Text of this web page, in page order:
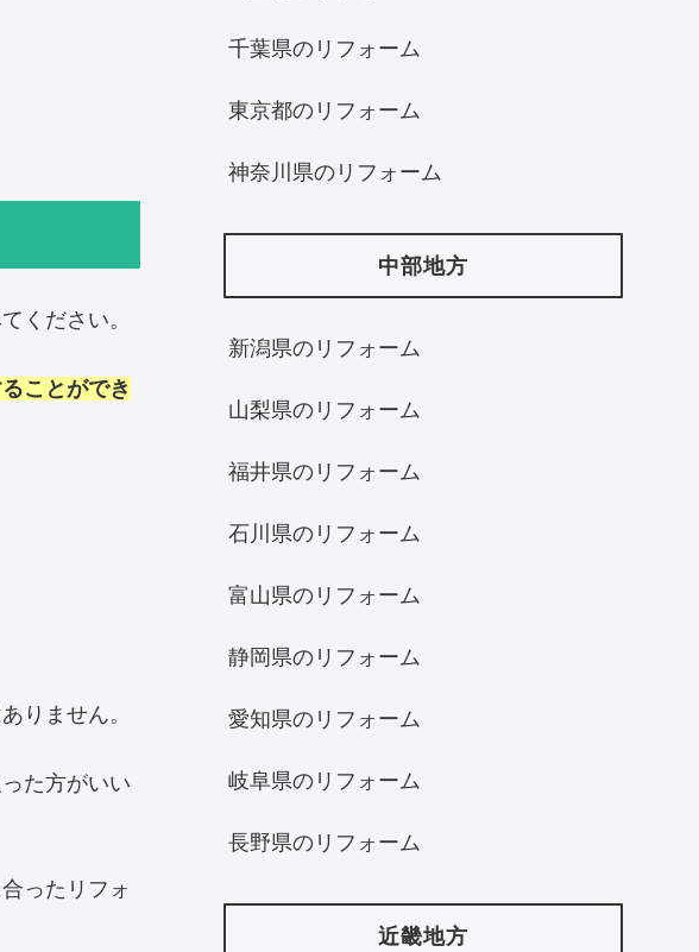
ください。
ことができ
りません。
た方がいい
ったリフォ
千葉県のリフォーム
東京都のリフォーム
神奈川県のリフォーム
中部地方
新潟県のリフォーム
山梨県のリフォーム
福井県のリフォーム
石川県のリフォーム
富山県のリフォーム
静岡県のリフォーム
愛知県のリフォーム
岐阜県のリフォーム
長野県のリフォーム
近畿地方